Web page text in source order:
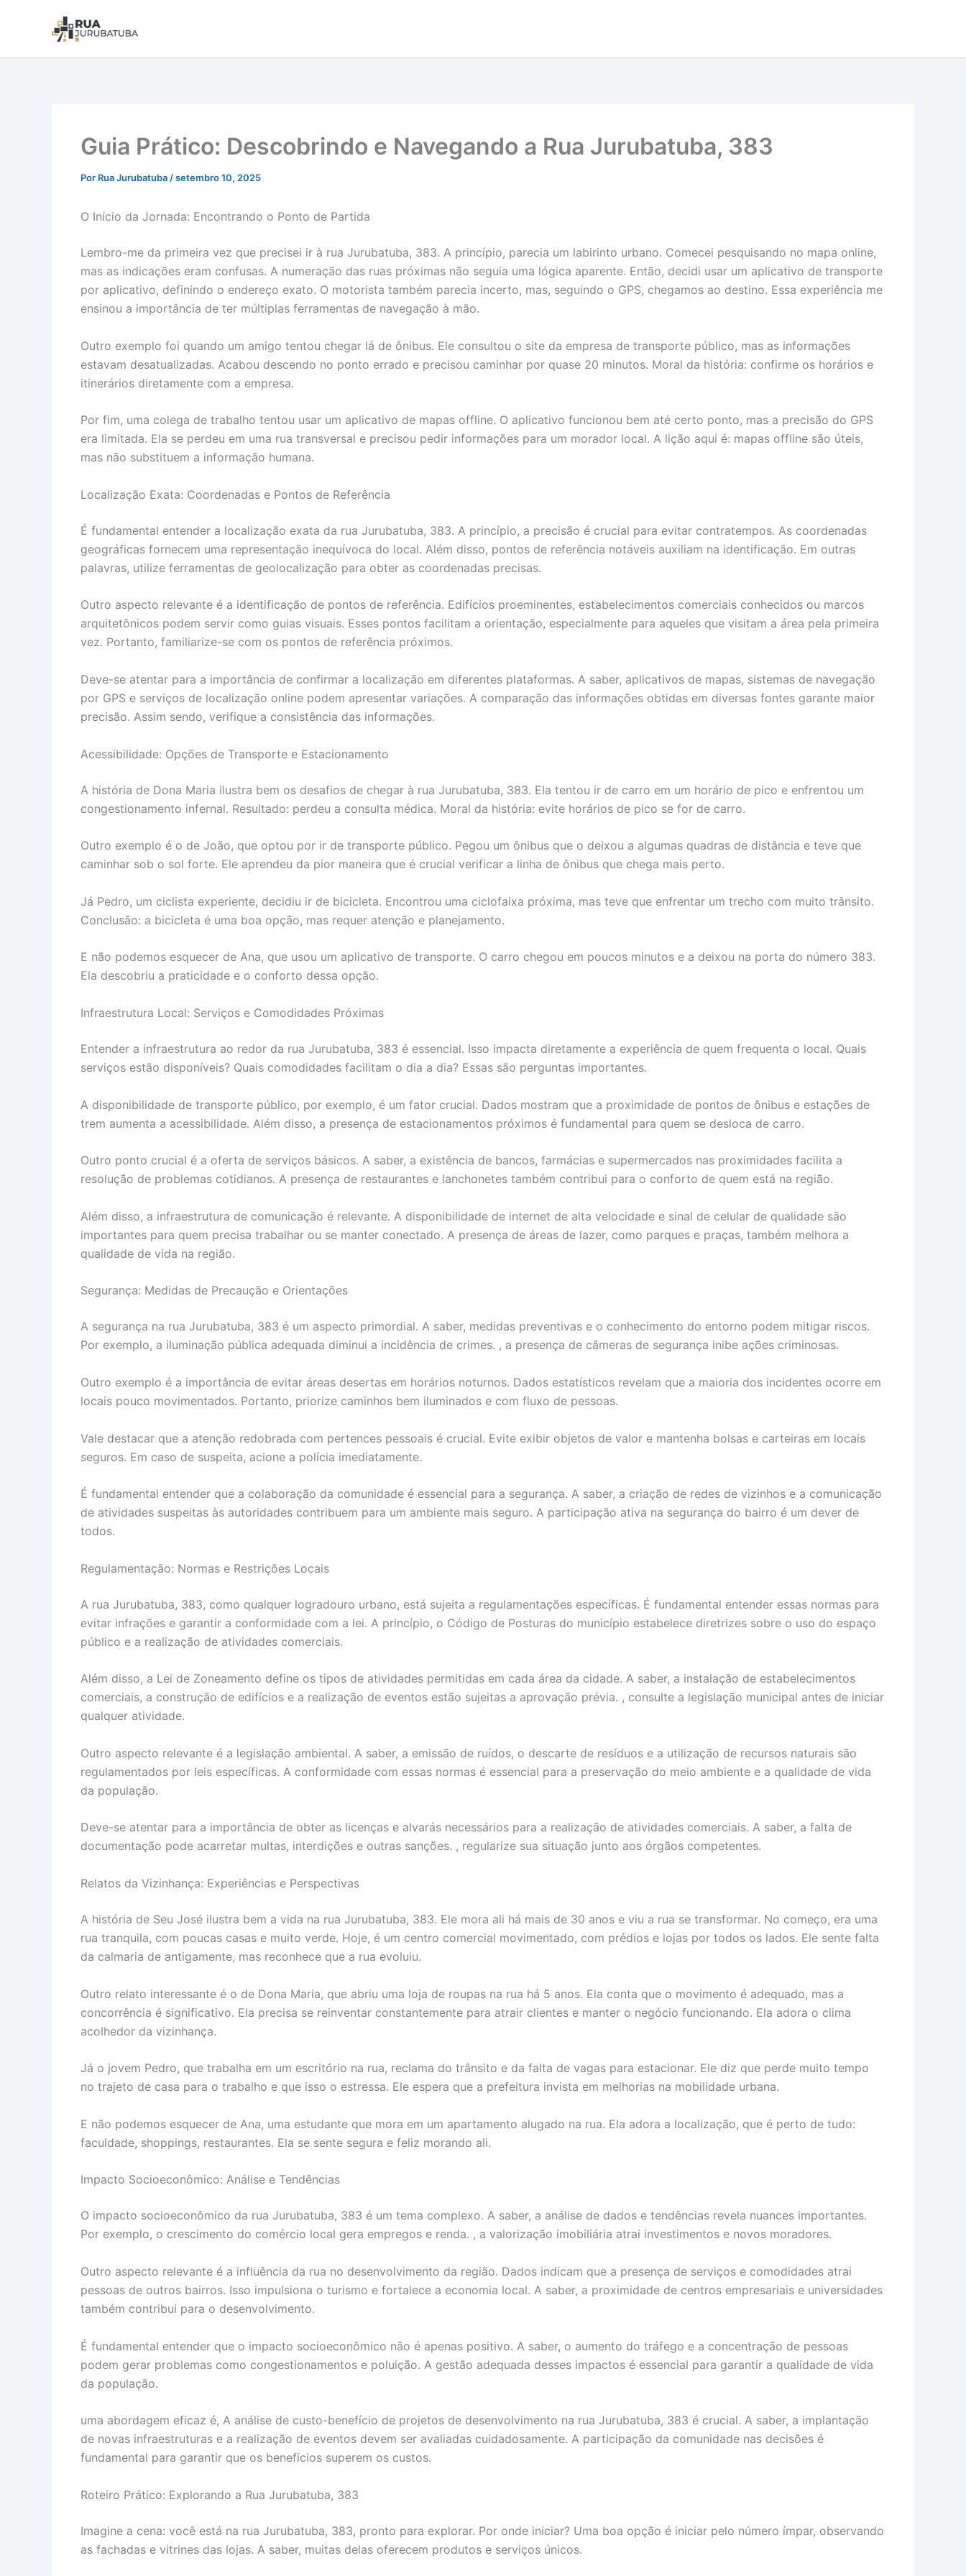
Guia Prático: Descobrindo e Navegando a Rua Jurubatuba, 383
Por Rua Jurubatuba /setembro 10, 2025
O Início da Jornada: Encontrando o Ponto de Partida
Lembro-me da primeira vez que precisei ir à rua Jurubatuba, 383. A princípio, parecia um labirinto urbano. Comecei pesquisando no mapa online,
mas as indicações eram confusas. A numeração das ruas próximas não seguia uma lógica aparente. Então, decidi usar um aplicativo de transporte
por aplicativo, definindo o endereço exato. O motorista também parecia incerto, mas, seguindo o GPS, chegamos ao destino. Essa experiência me
ensinou a importância de ter múltiplas ferramentas de navegação à mão.
Outro exemplo foi quando um amigo tentou chegar lá de ônibus. Ele consultou o site da empresa de transporte público, mas as informações
estavam desatualizadas. Acabou descendo no ponto errado e precisou caminhar por quase 20 minutos. Moral da história: confirme os horários e
itinerários diretamente com a empresa.
Por fim, uma colega de trabalho tentou usar um aplicativo de mapas offline. O aplicativo funcionou bem até certo ponto, mas a precisão do GPS
era limitada. Ela se perdeu em uma rua transversal e precisou pedir informações para um morador local. A lição aqui é: mapas offline são úteis,
mas não substituem a informação humana.
Localização Exata: Coordenadas e Pontos de Referência
É fundamental entender a localização exata da rua Jurubatuba, 383. A princípio, a precisão é crucial para evitar contratempos. As coordenadas
geográficas fornecem uma representação inequívoca do local. Além disso, pontos de referência notáveis auxiliam na identificação. Em outras
palavras, utilize ferramentas de geolocalização para obter as coordenadas precisas.
Outro aspecto relevante é a identificação de pontos de referência. Edifícios proeminentes, estabelecimentos comerciais conhecidos ou marcos
arquitetônicos podem servir como guias visuais. Esses pontos facilitam a orientação, especialmente para aqueles que visitam a área pela primeira
vez. Portanto, familiarize-se com os pontos de referência próximos.
Deve-se atentar para a importância de confirmar a localização em diferentes plataformas. A saber, aplicativos de mapas, sistemas de navegação
por GPS e serviços de localização online podem apresentar variações. A comparação das informações obtidas em diversas fontes garante maior
precisão. Assim sendo, verifique a consistência das informações.
Acessibilidade: Opções de Transporte e Estacionamento
A história de Dona Maria ilustra bem os desafios de chegar à rua Jurubatuba, 383. Ela tentou ir de carro em um horário de pico e enfrentou um
congestionamento infernal. Resultado: perdeu a consulta médica. Moral da história: evite horários de pico se for de carro.
Outro exemplo é o de João, que optou por ir de transporte público. Pegou um ônibus que o deixou a algumas quadras de distância e teve que
caminhar sob o sol forte. Ele aprendeu da pior maneira que é crucial verificar a linha de ônibus que chega mais perto.
Já Pedro, um ciclista experiente, decidiu ir de bicicleta. Encontrou uma ciclofaixa próxima, mas teve que enfrentar um trecho com muito trânsito.
Conclusão: a bicicleta é uma boa opção, mas requer atenção e planejamento.
E não podemos esquecer de Ana, que usou um aplicativo de transporte. O carro chegou em poucos minutos e a deixou na porta do número 383.
Ela descobriu a praticidade e o conforto dessa opção.
Infraestrutura Local: Serviços e Comodidades Próximas
Entender a infraestrutura ao redor da rua Jurubatuba, 383 é essencial. Isso impacta diretamente a experiência de quem frequenta o local. Quais
serviços estão disponíveis? Quais comodidades facilitam o dia a dia? Essas são perguntas importantes.
A disponibilidade de transporte público, por exemplo, é um fator crucial. Dados mostram que a proximidade de pontos de ônibus e estações de
trem aumenta a acessibilidade. Além disso, a presença de estacionamentos próximos é fundamental para quem se desloca de carro.
Outro ponto crucial é a oferta de serviços básicos. A saber, a existência de bancos, farmácias e supermercados nas proximidades facilita a
resolução de problemas cotidianos. A presença de restaurantes e lanchonetes também contribui para o conforto de quem está na região.
Além disso, a infraestrutura de comunicação é relevante. A disponibilidade de internet de alta velocidade e sinal de celular de qualidade são
importantes para quem precisa trabalhar ou se manter conectado. A presença de áreas de lazer, como parques e praças, também melhora a
qualidade de vida na região.
Segurança: Medidas de Precaução e Orientações
A segurança na rua Jurubatuba, 383 é um aspecto primordial. A saber, medidas preventivas e o conhecimento do entorno podem mitigar riscos.
Por exemplo, a iluminação pública adequada diminui a incidência de crimes. , a presença de câmeras de segurança inibe ações criminosas.
Outro exemplo é a importância de evitar áreas desertas em horários noturnos. Dados estatísticos revelam que a maioria dos incidentes ocorre em
locais pouco movimentados. Portanto, priorize caminhos bem iluminados e com fluxo de pessoas.
Vale destacar que a atenção redobrada com pertences pessoais é crucial. Evite exibir objetos de valor e mantenha bolsas e carteiras em locais
seguros. Em caso de suspeita, acione a polícia imediatamente.
É fundamental entender que a colaboração da comunidade é essencial para a segurança. A saber, a criação de redes de vizinhos e a comunicação
de atividades suspeitas às autoridades contribuem para um ambiente mais seguro. A participação ativa na segurança do bairro é um dever de
todos.
Regulamentação: Normas e Restrições Locais
A rua Jurubatuba, 383, como qualquer logradouro urbano, está sujeita a regulamentações específicas. É fundamental entender essas normas para
evitar infrações e garantir a conformidade com a lei. A princípio, o Código de Posturas do município estabelece diretrizes sobre o uso do espaço
público e a realização de atividades comerciais.
Além disso, a Lei de Zoneamento define os tipos de atividades permitidas em cada área da cidade. A saber, a instalação de estabelecimentos
comerciais, a construção de edifícios e a realização de eventos estão sujeitas a aprovação prévia. , consulte a legislação municipal antes de iniciar
qualquer atividade.
Outro aspecto relevante é a legislação ambiental. A saber, a emissão de ruídos, o descarte de resíduos e a utilização de recursos naturais são
regulamentados por leis específicas. A conformidade com essas normas é essencial para a preservação do meio ambiente e a qualidade de vida
da população.
Deve-se atentar para a importância de obter as licenças e alvarás necessários para a realização de atividades comerciais. A saber, a falta de
documentação pode acarretar multas, interdições e outras sanções. , regularize sua situação junto aos órgãos competentes.
Relatos da Vizinhança: Experiências e Perspectivas
A história de Seu José ilustra bem a vida na rua Jurubatuba, 383. Ele mora ali há mais de 30 anos e viu a rua se transformar. No começo, era uma
rua tranquila, com poucas casas e muito verde. Hoje, é um centro comercial movimentado, com prédios e lojas por todos os lados. Ele sente falta
da calmaria de antigamente, mas reconhece que a rua evoluiu.
Outro relato interessante é o de Dona Maria, que abriu uma loja de roupas na rua há 5 anos. Ela conta que o movimento é adequado, mas a
concorrência é significativo. Ela precisa se reinventar constantemente para atrair clientes e manter o negócio funcionando. Ela adora o clima
acolhedor da vizinhança.
Já o jovem Pedro, que trabalha em um escritório na rua, reclama do trânsito e da falta de vagas para estacionar. Ele diz que perde muito tempo
no trajeto de casa para o trabalho e que isso o estressa. Ele espera que a prefeitura invista em melhorias na mobilidade urbana.
E não podemos esquecer de Ana, uma estudante que mora em um apartamento alugado na rua. Ela adora a localização, que é perto de tudo:
faculdade, shoppings, restaurantes. Ela se sente segura e feliz morando ali.
Impacto Socioeconômico: Análise e Tendências
O impacto socioeconômico da rua Jurubatuba, 383 é um tema complexo. A saber, a análise de dados e tendências revela nuances importantes.
Por exemplo, o crescimento do comércio local gera empregos e renda. , a valorização imobiliária atrai investimentos e novos moradores.
Outro aspecto relevante é a influência da rua no desenvolvimento da região. Dados indicam que a presença de serviços e comodidades atrai
pessoas de outros bairros. Isso impulsiona o turismo e fortalece a economia local. A saber, a proximidade de centros empresariais e universidades
também contribui para o desenvolvimento.
É fundamental entender que o impacto socioeconômico não é apenas positivo. A saber, o aumento do tráfego e a concentração de pessoas
podem gerar problemas como congestionamentos e poluição. A gestão adequada desses impactos é essencial para garantir a qualidade de vida
da população.
uma abordagem eficaz é, A análise de custo-benefício de projetos de desenvolvimento na rua Jurubatuba, 383 é crucial. A saber, a implantação
de novas infraestruturas e a realização de eventos devem ser avaliadas cuidadosamente. A participação da comunidade nas decisões é
fundamental para garantir que os benefícios superem os custos.
Roteiro Prático: Explorando a Rua Jurubatuba, 383
Imagine a cena: você está na rua Jurubatuba, 383, pronto para explorar. Por onde iniciar? Uma boa opção é iniciar pelo número ímpar, observando
as fachadas e vitrines das lojas. A saber, muitas delas oferecem produtos e serviços únicos.